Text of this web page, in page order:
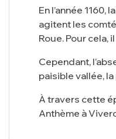
En l’année
agitent les
Roue. Pour
Cependant,
paisible vallée,
À travers cette
Anthème à